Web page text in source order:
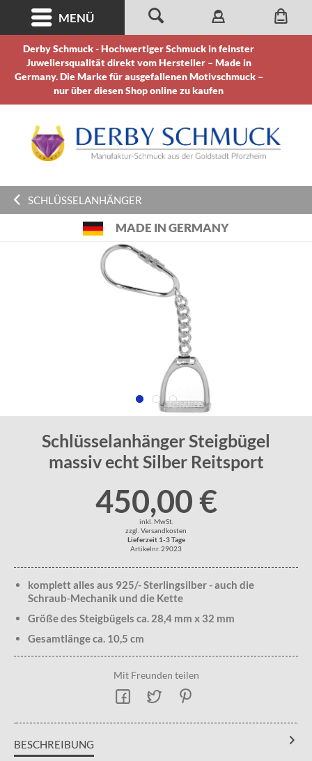
Derby Schmuck - Hochwertiger Schmuck in feinster
Juweliersqualität direkt vom Hersteller – Made in
Germany. Die Marke für ausgefallenen Motivschmuck –
nur über diesen Shop online zu kaufen
MENÜ
SCHLÜSSELANHÄNGER
MADE IN GERMANY
Schlüsselanhänger Steigbügel
massiv echt Silber Reitsport
450,00 €
inkl. MwSt.
zzgl. Versandkosten
Lieferzeit 1-3 Tage
Artikelnr. 29023
komplett alles aus 925/- Sterlingsilber - auch die
Schraub-Mechanik und die Kette
Größe des Steigbügels ca. 28,4 mm x 32 mm
Gesamtlänge ca. 10,5 cm
Mit Freunden teilen
BESCHREIBUNG